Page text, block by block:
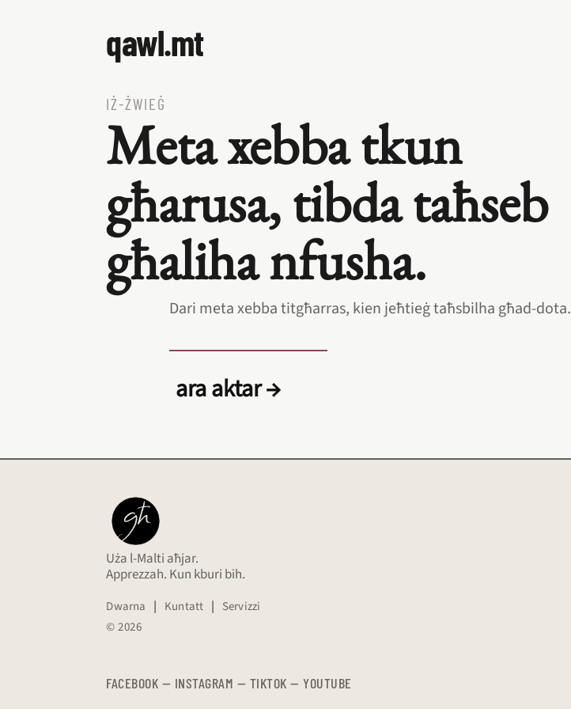
qawl.mt
IŻ‑ŻWIEĠ
Meta xebba tkun
għarusa, tibda taħseb
għaliha nfusha.
Dari meta xebba titgħarras, kien jeħtieġ taħsbilha għad‑dota.
ara aktar →
Uża l-Malti aħjar.
Apprezzah. Kun kburi bih.
Dwarna | Kuntatt | Servizzi
© 2026
FACEBOOK — INSTAGRAM — TIKTOK — YOUTUBE